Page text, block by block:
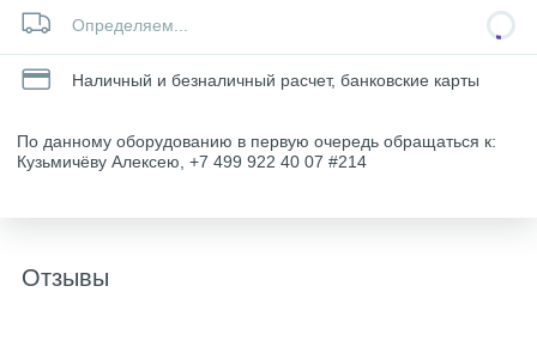
Определяем...
Наличный и безналичный расчет, банковские карты
По данному оборудованию в первую очередь обращаться к:
Кузьмичёву Алексею, +7 499 922 40 07 #214
Отзывы